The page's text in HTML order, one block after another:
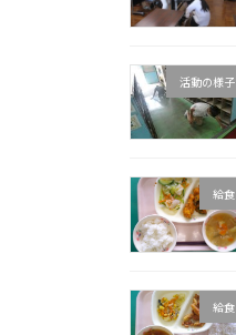
活動の様子
給食
給食